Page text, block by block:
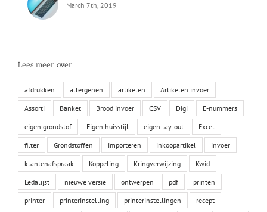
March 7th, 2019
Lees meer over:
afdrukken allergenen artikelen Artikelen invoer
Assorti Banket Brood invoer CSV Digi E-nummers
eigen grondstof Eigen huisstijl eigen lay-out Excel
filter Grondstoffen importeren inkoopartikel invoer
klantenafspraak Koppeling Kringverwijzing Kwid
Ledalijst nieuwe versie ontwerpen pdf printen
printer printerinstelling printerinstellingen recept